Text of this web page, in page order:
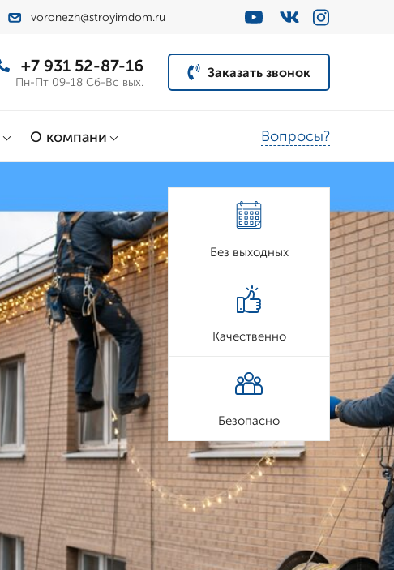
voronezh@stroyimdom.ru
+7 931 52-87-16
Пн-Пт 09-18 Сб-Вс вых.
Заказать звонок
О компани Вопросы?
Без выходных
Качественно
Безопасно